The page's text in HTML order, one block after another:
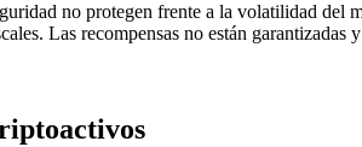
no protegen frente a la volatilidad del
Las recompensas no están